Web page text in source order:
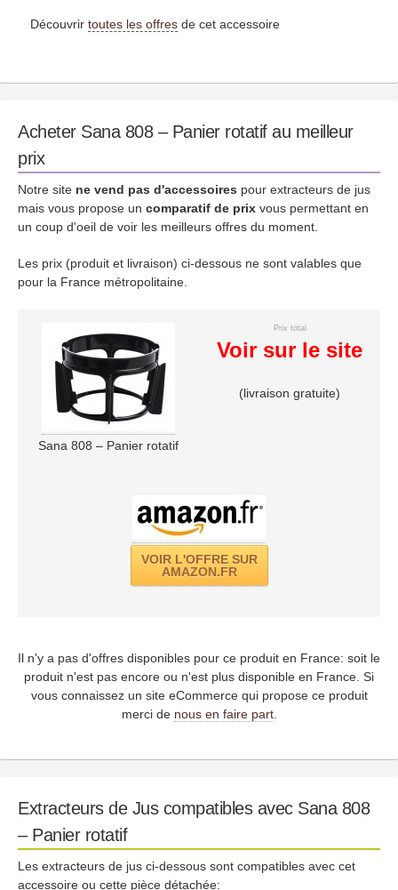
Découvrir toutes les offresde cet accessoire
Acheter Sana 808 – Panier rotatif au meilleur
prix
Notre site ne vend pas d'accessoires pour extracteurs de jus
mais vous propose un comparatif de prix vous permettant en
un coup d'oeil de voir les meilleurs offres du moment.
Les prix (produit et livraison) ci-dessous ne sont valables que
pour la France métropolitaine.
Sana 808 – Panier rotatif
Prix total
Voir sur le site
(livraison gratuite)
VOIR L'OFFRE SUR
AMAZON.FR
Il n'y a pas d'offres disponibles pour ce produit en France: soit le
produit n'est pas encore ou n'est plus disponible en France. Si
vous connaissez un site eCommerce qui propose ce produit
merci de nous en faire part.
Extracteurs de Jus compatibles avec Sana 808
– Panier rotatif
Les extracteurs de jus ci-dessous sont compatibles avec cet
accessoire ou cette pièce détachée: